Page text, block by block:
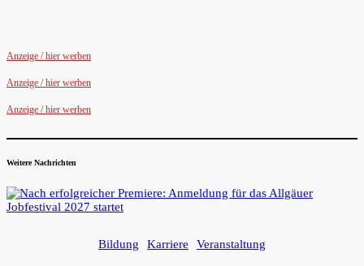
Anzeige / hier werben
Anzeige / hier werben
Anzeige / hier werben
Weitere Nachrichten
Bildung Karriere Veranstaltung